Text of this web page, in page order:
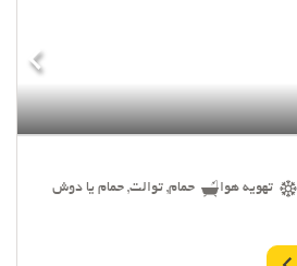
تهویه هوا
حمام, توالت, حمام یا دوش